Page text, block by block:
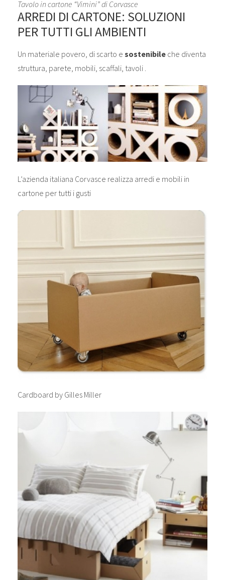
Tavolo in cartone “Vimini” di Corvasce
ARREDI DI CARTONE: SOLUZIONI
PER TUTTI GLI AMBIENTI
Un materiale povero, di scarto e sostenibileche diventa
struttura, parete, mobili, scaffali, tavoli .
L’azienda italiana Corvasce realizza arredi e mobili in
cartone per tutti i gusti
Cardboard by Gilles Miller